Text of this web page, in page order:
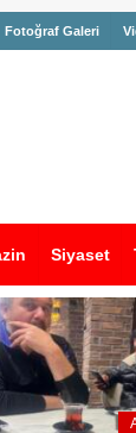
Fotoğraf Galeri
Siyaset